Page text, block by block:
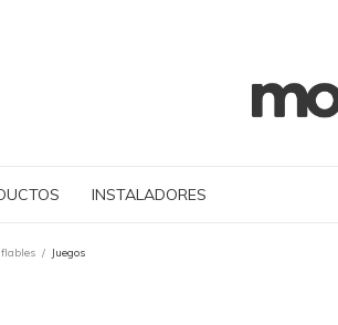
INSTALADORES
/ Juegos